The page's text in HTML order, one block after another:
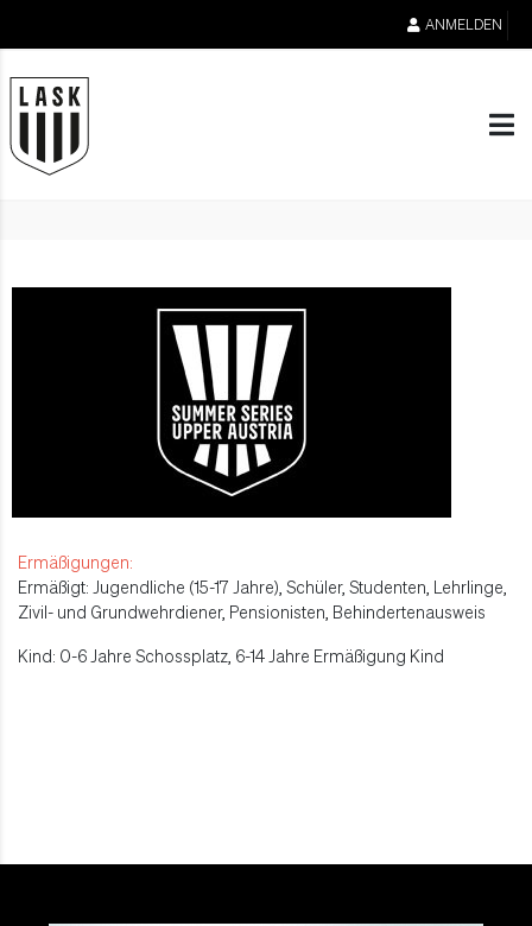
ANMELDEN
Ermäßigungen:
Ermäßigt: Jugendliche (15-17 Jahre), Schüler, Studenten, Lehrlinge,
Zivil- und Grundwehrdiener, Pensionisten, Behindertenausweis
Kind: 0-6 Jahre Schossplatz, 6-14 Jahre Ermäßigung Kind